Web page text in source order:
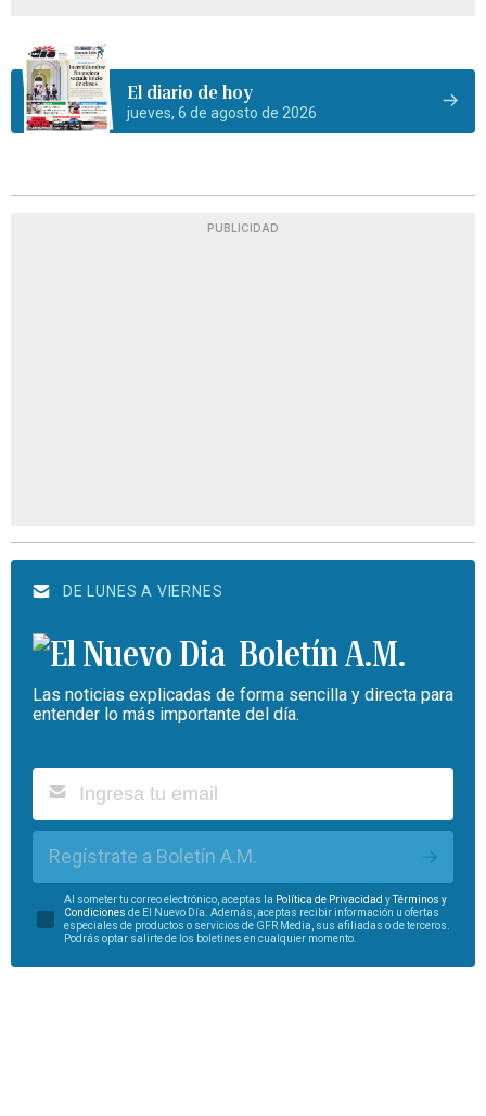
El diario de hoy
jueves, 6 de agosto de 2026
PUBLICIDAD
DE LUNES A VIERNES
Boletín A.M.
Las noticias explicadas de forma sencilla y directa para
entender lo más importante del día.
Regístrate a Boletín A.M.
Al someter tu correo electrónico, aceptas la Política de Privacidad yTérminos y
Condiciones de El Nuevo Día. Además, aceptas recibir información u ofertas
especiales de productos o servicios de GFR Media, sus afiliadas o de terceros.
Podrás optar salirte de los boletines en cualquier momento.